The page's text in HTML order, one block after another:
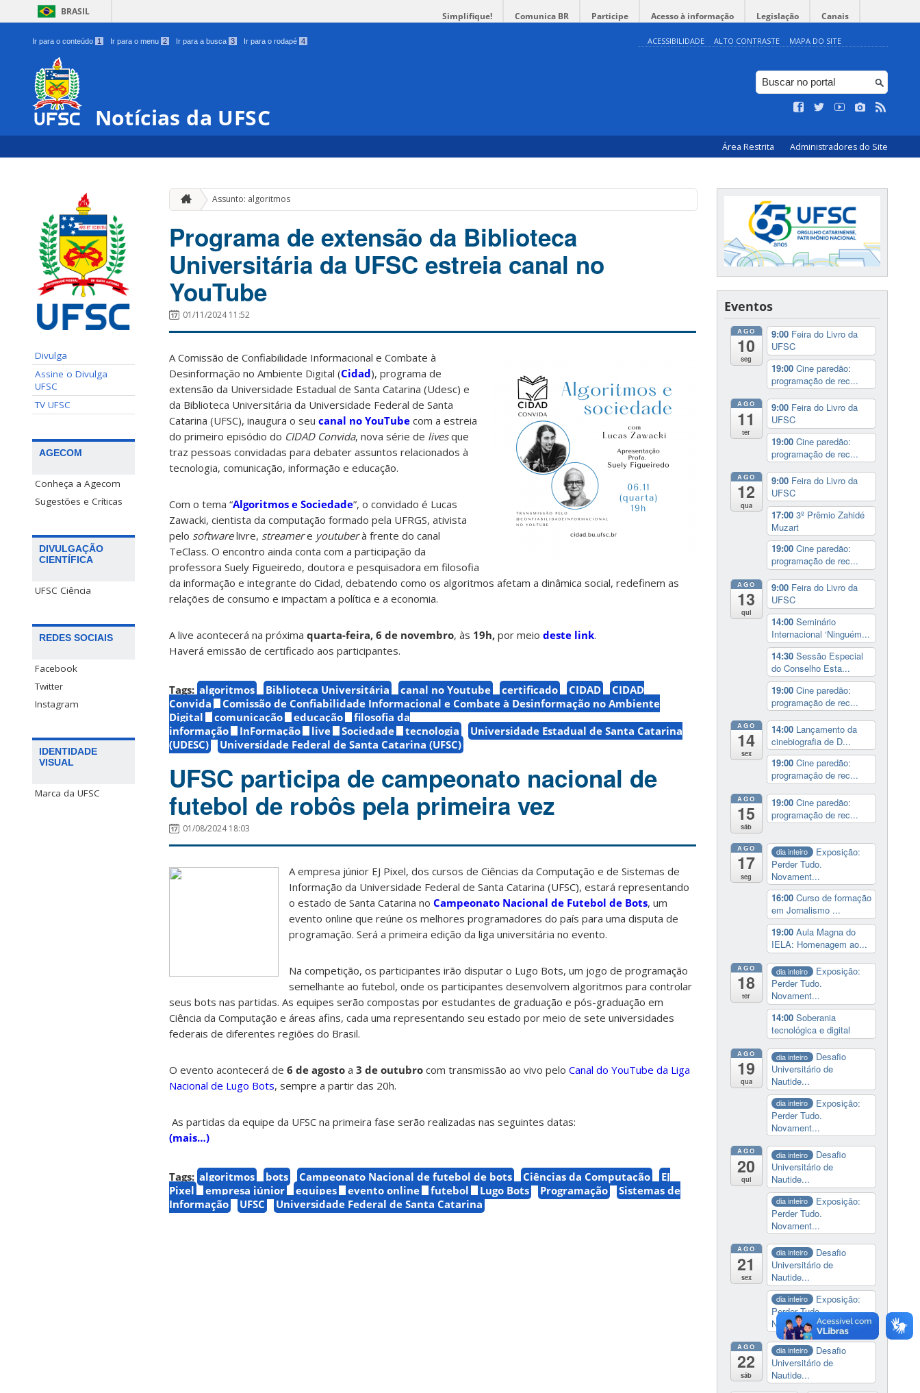
BRASIL Simplifique! Comunica BR Participe Acesso à informação Legislação Canais
Ir para o conteúdo 1 Ir para o menu 2 Ir para a busca 3 Ir para o rodapé 4 ACESSIBILIDADE ALTO CONTRASTE MAPA DO SITE
Notícias da UFSC
Área Restrita Administradores do Site
Divulga
Assine o Divulga
UFSC
TV UFSC
AGECOM
Conheça a Agecom
Sugestões e Críticas
DIVULGAÇÃO
CIENTÍFICA
UFSC Ciência
REDES SOCIAIS
Facebook
Twitter
Instagram
IDENTIDADE
VISUAL
Marca da UFSC
Assunto: algoritmos
Programa de extensão da Biblioteca
Universitária da UFSC estreia canal no
YouTube
01/11/2024 11:52
A Comissão de Confiabilidade Informacional e Combate à
Desinformação no Ambiente Digital (Cidad), programa de
extensão da Universidade Estadual de Santa Catarina (Udesc) e
da Biblioteca Universitária da Universidade Federal de Santa
Catarina (UFSC), inaugura o seu canal no YouTube com a estreia
do primeiro episódio do CIDAD Convida, nova série de livesque
traz pessoas convidadas para debater assuntos relacionados à
tecnologia, comunicação, informação e educação.
Com o tema “Algoritmos e Sociedade”, o convidado é Lucas
Zawacki, cientista da computação formado pela UFRGS, ativista
pelo softwarelivre, streamere youtuberà frente do canal
TeClass. O encontro ainda conta com a participação da
professora Suely Figueiredo, doutora e pesquisadora em filosofia
da informação e integrante do Cidad, debatendo como os algoritmos afetam a dinâmica social, redefinem as
relações de consumo e impactam a política e a economia.
A live acontecerá na próxima quarta-feira, 6 de novembro, às 19h, por meio deste link.
Haverá emissão de certificado aos participantes.
Tags: algoritmos Biblioteca Universitária canal no Youtube certificado CIDAD
CIDAD
Convida
Comissão de Confiabilidade Informacional e Combate à Desinformação no Ambiente
Digital
comunicação educação
filosofia da
informação
InFormação live Sociedade tecnologia
Universidade Estadual de Santa Catarina
(UDESC)
Universidade Federal de Santa Catarina (UFSC)
UFSC participa de campeonato nacional de
futebol de robôs pela primeira vez
01/08/2024 18:03
A empresa júnior EJ Pixel, dos cursos de Ciências da Computação e de Sistemas de
Informação da Universidade Federal de Santa Catarina (UFSC), estará representando
o estado de Santa Catarina no Campeonato Nacional de Futebol de Bots, um
evento online que reúne os melhores programadores do país para uma disputa de
programação. Será a primeira edição da liga universitária no evento.
Na competição, os participantes irão disputar o Lugo Bots, um jogo de programação
semelhante ao futebol, onde os participantes desenvolvem algoritmos para controlar
seus bots nas partidas. As equipes serão compostas por estudantes de graduação e pós-graduação em
Ciência da Computação e áreas afins, cada uma representando seu estado por meio de sete universidades
federais de diferentes regiões do Brasil.
O evento acontecerá de 6 de agosto a 3 de outubro com transmissão ao vivo pelo Canal do YouTube da Liga
Nacional de Lugo Bots, sempre a partir das 20h.
As partidas da equipe da UFSC na primeira fase serão realizadas nas seguintes datas:
(mais…)
Tags: algoritmos bots Campeonato Nacional de futebol de bots Ciências da Computação
EJ
Pixel
empresa júnior equipes evento online futebol Lugo Bots Programação
Sistemas de
Informação
UFSC Universidade Federal de Santa Catarina
Eventos
AGO
10
seg
9:00 Feira do Livro da
UFSC
19:00 Cine paredão:
programação de rec...
AGO
11
ter
9:00 Feira do Livro da
UFSC
19:00 Cine paredão:
programação de rec...
AGO
12
qua
9:00 Feira do Livro da
UFSC
17:00 3º Prêmio Zahidé
Muzart
19:00 Cine paredão:
programação de rec...
AGO
13
qui
9:00 Feira do Livro da
UFSC
14:00 Seminário
Internacional ‘Ninguém...
14:30 Sessão Especial
do Conselho Esta...
19:00 Cine paredão:
programação de rec...
AGO
14
sex
14:00 Lançamento da
cinebiografia de D...
19:00 Cine paredão:
programação de rec...
AGO
15
sáb
19:00 Cine paredão:
programação de rec...
AGO
17
seg
dia inteiro
Exposição:
Perder Tudo.
Novament...
16:00 Curso de formação
em Jornalismo ...
19:00 Aula Magna do
IELA: Homenagem ao...
AGO
18
ter
dia inteiro
Exposição:
Perder Tudo.
Novament...
14:00 Soberania
tecnológica e digital
AGO
19
qua
dia inteiro
Desafio
Universitário de
Nautide...
dia inteiro
Exposição:
Perder Tudo.
Novament...
AGO
20
qui
dia inteiro
Desafio
Universitário de
Nautide...
dia inteiro
Exposição:
Perder Tudo.
Novament...
AGO
21
sex
dia inteiro
Desafio
Universitário de
Nautide...
dia inteiro
Exposição:
Perder Tudo.
Novament...
AGO
22
sáb
dia inteiro
Desafio
Universitário de
Nautide...